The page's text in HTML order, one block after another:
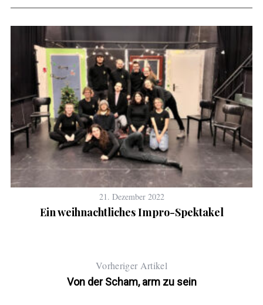
21. Dezember 2022
Ein weihnachtliches Impro-Spektakel
Vorheriger Artikel
Von der Scham, arm zu sein